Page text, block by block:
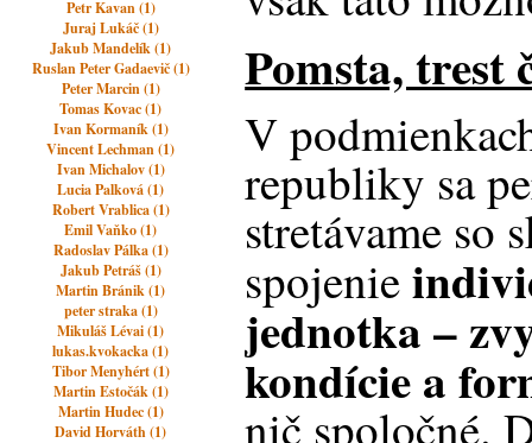
Petr Kavan (1)
Juraj Lukáč (1)
Jakub Mandelík (1)
Ruslan Peter Gadaevič (1)
Peter Marcin (1)
Tomas Kovac (1)
Ivan Kormaník (1)
Vincent Lechman (1)
Ivan Michalov (1)
Lucia Palková (1)
Robert Vrablica (1)
Emil Vaňko (1)
Radoslav Pálka (1)
Jakub Petráš (1)
Martin Bránik (1)
peter straka (1)
Mikuláš Lévai (1)
lukas.kvokacka (1)
Tibor Menyhért (1)
Martin Estočák (1)
Martin Hudec (1)
David Horváth (1)
Pomsta, trest
V
republiky sa
stretávame so
spojenie
jednotka –
kondície a
nič spoločné.